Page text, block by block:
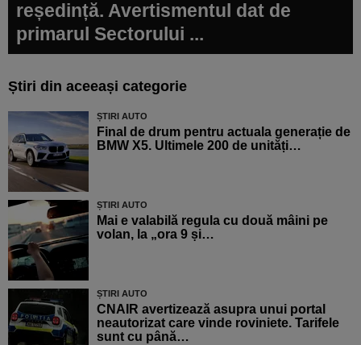
reședință. Avertismentul dat de
primarul Sectorului ...
Știri din aceeași categorie
ȘTIRI AUTO
Final de drum pentru actuala generație de
BMW X5. Ultimele 200 de unități…
ȘTIRI AUTO
Mai e valabilă regula cu două mâini pe
volan, la „ora 9 și…
ȘTIRI AUTO
CNAIR avertizează asupra unui portal
neautorizat care vinde roviniete. Tarifele
sunt cu până…